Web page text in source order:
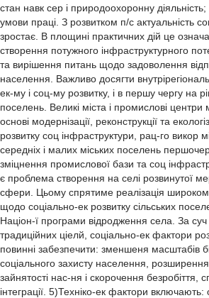
стан навк сер і природоохоронну діяльність;
умови праці. З розвитком п/с актуальність
зростає. В площині практичних дій це
створення потужного інфраструктурного
та вирішення питань щодо задоволення
населення. Важливо досягти
ек-му і соц-му розвитку, і в першу чергу на
поселень. Великі міста і промислові
основі модернізації, реконструкції та
розвитку соц інфраструктури, рац-го викор
середніх і малих міських поселень
зміцнення промислової бази та соц
є проблема створення на селі розвинутої
сфери. Цьому спрятиме реалізація
щодо соціально-ек розвитку сільських
Націон-ї програми відродження села. За суч
традиційних ціелй, соціально-ек фактори
повинні забезпечити: зменшеня масштабів
соціального захисту населення,
зайнятості нас-ня і скорочення безробіття,
інтеграції. 5)Техніко-ек фактори